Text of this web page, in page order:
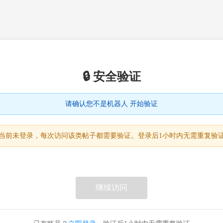
🔒 安全验证
请确认您不是机器人 开始验证
前未登录，每次访问该类帖子都需要验证。登录后1小时内无需重复验
继续访问